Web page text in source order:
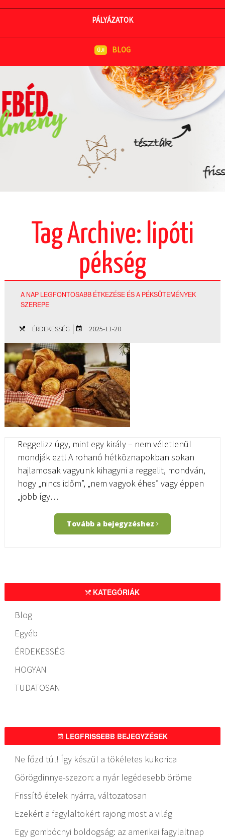
PÁLYÁZATOK
BLOG
Tag Archive: lipóti
pékség
A NAP LEGFONTOSABB ÉTKEZÉSE ÉS A PÉKSÜTEMÉNYEK
SZEREPE
ÉRDEKESSÉG | 2025-11-20
Reggelizz úgy, mint egy király – nem véletlenül
mondják ezt! A rohanó hétköznapokban sokan
hajlamosak vagyunk kihagyni a reggelit, mondván,
hogy „nincs időm”, „nem vagyok éhes” vagy éppen
„jobb így…
Tovább a bejegyzéshez
KATEGÓRIÁK
Blog
Egyéb
ÉRDEKESSÉG
HOGYAN
TUDATOSAN
LEGFRISSEBB BEJEGYZÉSEK
Ne főzd túl! Így készül a tökéletes kukorica
Görögdinnye-szezon: a nyár legédesebb öröme
Frissítő ételek nyárra, változatosan
Ezekért a fagylaltokért rajong most a világ
Egy gombócnyi boldogság: az amerikai fagylaltnap